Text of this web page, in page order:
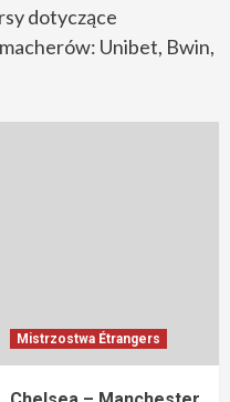
dotyczące
Unibet, Bwin,
Mistrzostwa Étrangers